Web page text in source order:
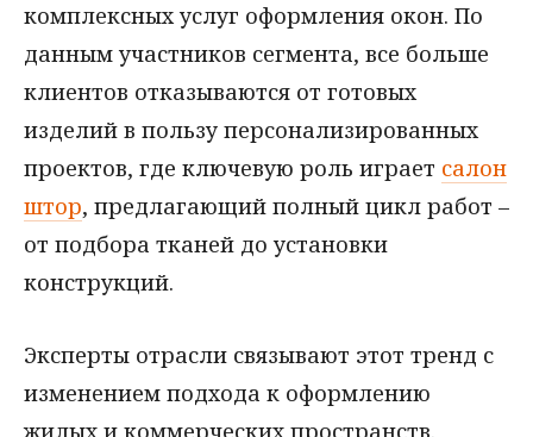
комплексных услуг оформления окон. По
данным участников сегмента, все больше
клиентов отказываются от готовых
изделий в пользу персонализированных
проектов, где ключевую роль играет салон
штор, предлагающий полный цикл работ –
от подбора тканей до установки
конструкций.
Эксперты отрасли связывают этот тренд с
изменением подхода к оформлению
жилых и коммерческих пространств.